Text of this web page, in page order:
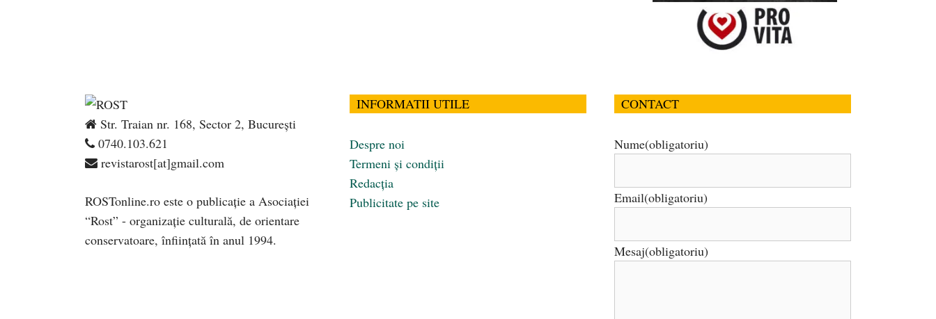
Str. Traian nr. 168, Sector 2, București
0740.103.621
revistarost[at]gmail.com
ROSTonline.ro este o publicaţie a Asociaţiei
“Rost” - organizaţie culturală, de orientare
conservatoare, înfiinţată în anul 1994.
INFORMATII UTILE
Despre noi
Termeni și condiții
Redacția
Publicitate pe site
CONTACT
Nume(obligatoriu)
Email(obligatoriu)
Mesaj(obligatoriu)